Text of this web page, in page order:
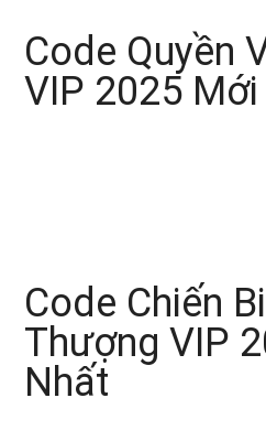
Code Quyền
VIP 2025
Code Chiến
Thượng VIP
Nhất